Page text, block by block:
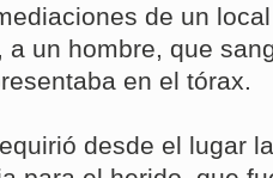
de un
un hombre, que
en el tórax.
desde el lugar